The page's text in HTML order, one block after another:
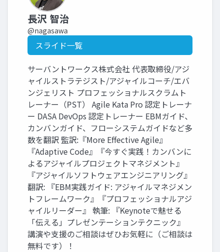
長沢 智治
@nagasawa
スライド一覧
サーバントワークス株式会社 代表取締役/アジ
ャイルストラテジスト/アジャイルコーチ/エバ
ンジェリスト プロフェッショナルスクラムト
レーナー（PST） Agile Kata Pro 認定トレーナ
ー DASA DevOps 認定トレーナー EBMガイド、
カンバンガイド、フローシステムガイドなど多
数を翻訳 監訳:『More Effective Agile』
『Adaptive Code』『今すぐ実践！カンバンに
よるアジャイルプロジェクトマネジメント』
『アジャイルソフトウェアエンジニアリング』
翻訳: 『EBM実践ガイド: アジャイルマネジメン
トフレームワーク』『プロフェッショナルアジ
ャイルリーダー』 執筆: 『Keynoteで魅せる
「伝える」プレゼンテーションテクニック』
講演や支援のご相談はぜひお気軽に（ご相談は
無料です）！